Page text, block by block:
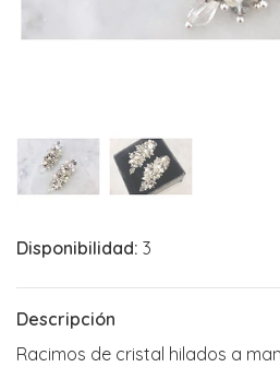
Disponibilidad: 3
Descripción
Racimos de cristal hilados a